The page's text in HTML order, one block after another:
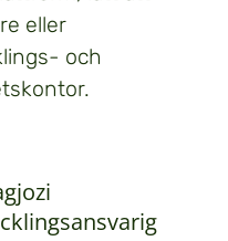
eller
och